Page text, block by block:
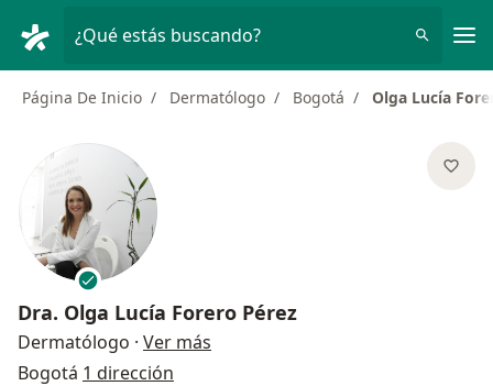
¿Qué estás buscando?
Página De Inicio Dermatólogo Bogotá Olga Lucía
Dra. Olga Lucía Forero Pérez
Dermatólogo · Ver más
Bogotá 1 dirección